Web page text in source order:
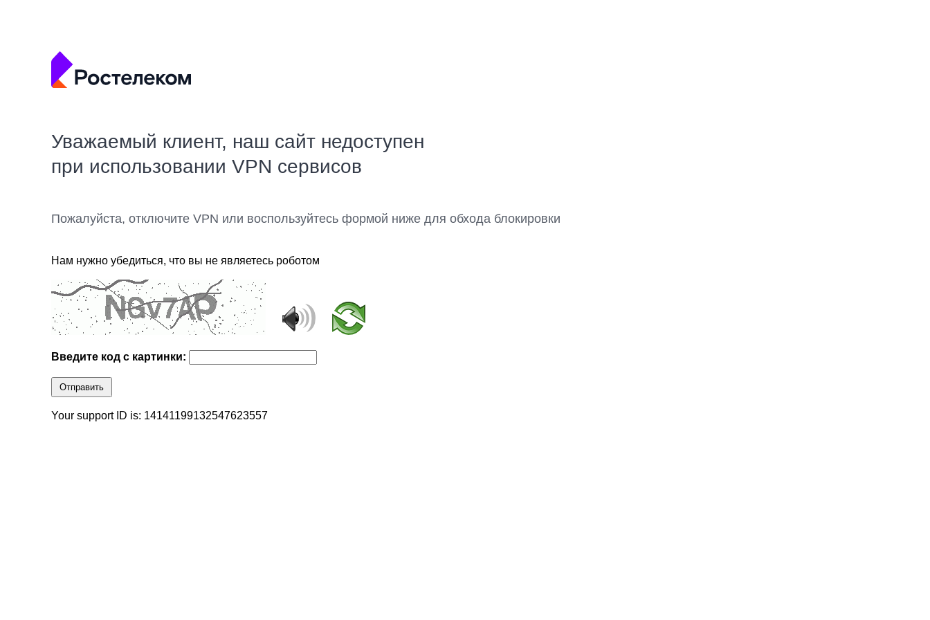
Уважаемый клиент, наш сайт недоступен
при использовании VPN сервисов
Пожалуйста, отключите VPN или воспользуйтесь формой ниже для обхода блокировки
Нам нужно убедиться, что вы не являетесь роботом
Введите код с картинки:
Отправить
Your support ID is: 14141199132547623557